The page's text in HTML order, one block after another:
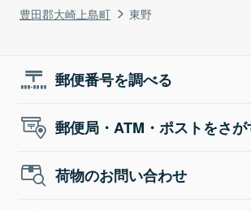
豊田郡大崎上島町
東野
郵便番号を調べる
郵便局・ATM・ポストをさが
荷物のお問い合わせ